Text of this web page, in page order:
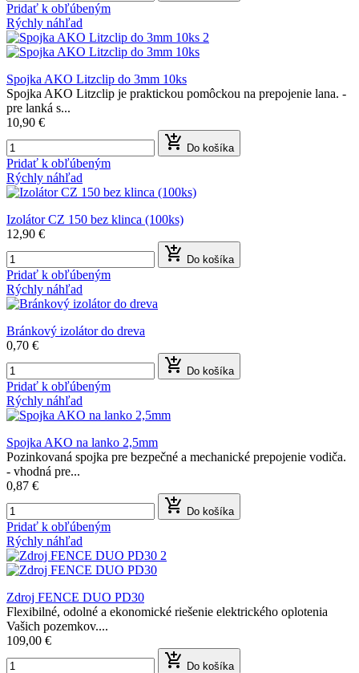
Pridať k obľúbeným
Rýchly náhľad
Spojka AKO Litzclip do 3mm 10ks
Spojka AKO Litzclip je praktickou pomôckou na prepojenie lana. -
pre lanká s...
10,90 €
 Do košíka
Pridať k obľúbeným
Rýchly náhľad
Izolátor CZ 150 bez klinca (100ks)
12,90 €
 Do košíka
Pridať k obľúbeným
Rýchly náhľad
Bránkový izolátor do dreva
0,70 €
 Do košíka
Pridať k obľúbeným
Rýchly náhľad
Spojka AKO na lanko 2,5mm
Pozinkovaná spojka pre bezpečné a mechanické prepojenie vodiča.
- vhodná pre...
0,87 €
 Do košíka
Pridať k obľúbeným
Rýchly náhľad
Zdroj FENCE DUO PD30
Flexibilné, odolné a ekonomické riešenie elektrického oplotenia
Vašich pozemkov....
109,00 €
 Do košíka